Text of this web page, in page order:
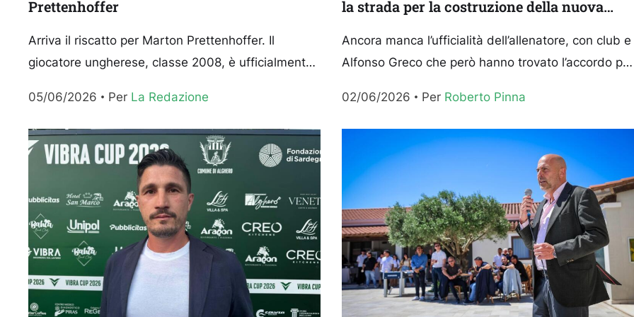
Prettenhoffer
Arriva il riscatto per Marton Prettenhoffer. Il
giocatore ungherese, classe 2008, è ufficialmente
comunicato il...
05/06/2026 Per La Redazione
la strada per la costruzione della nuova
Ancora manca l’ufficialità dell’allenatore, con club e
Alfonso Greco che però hanno trovato l’accordo per
lavorando ai...
02/06/2026 Per Roberto Pinna